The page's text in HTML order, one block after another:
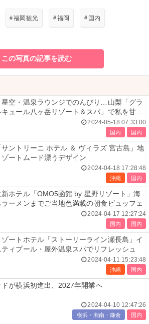
#福岡観光 #福岡 # 国内
この写真の記事を読む
星空・温泉ラウンジでのんびり…山梨「グラ
キュール八ヶ岳リゾート＆スパ」で私を甘や
2024-05-18 07:33:00
国内 国内
ントリーニ ホテル ＆ ヴィラズ 宮古島」地
ートムード漂うデザイン
2024-04-18 17:28:48
沖縄 国内
新ホテル「OMO5函館 by 星野リゾート」海
ーメンまでご当地色満載の朝食ビュッフェ
2024-04-17 12:27:24
国内 国内
ートホテル「ストーリーライン瀬長島」イ
ティプール・屋外温泉スパでリフレッシュ
2024-04-11 15:23:48
沖縄 国内
ドが横浜初進出、2027年開業へ
2024-04-10 12:47:26
横浜・湘南・鎌倉 国内